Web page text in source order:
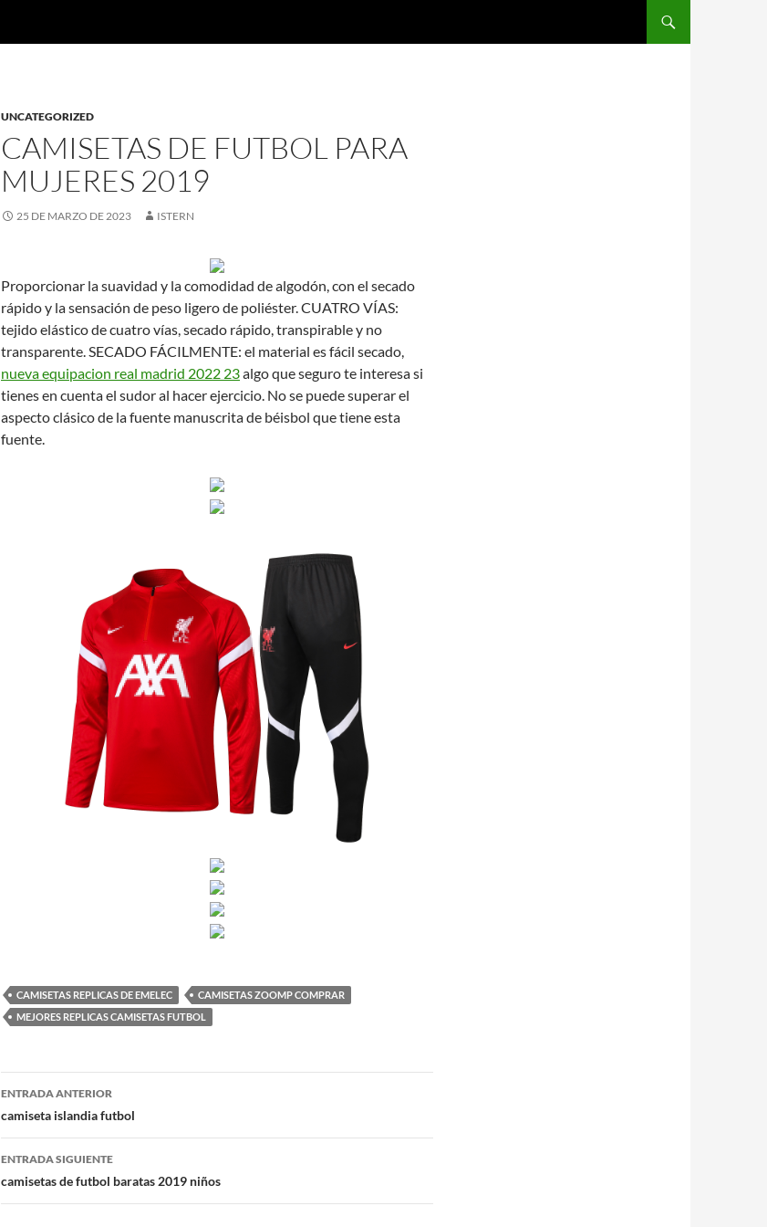
UNCATEGORIZED
CAMISETAS DE FUTBOL PARA
MUJERES 2019
25 DE MARZO DE 2023 ISTERN
Proporcionar la suavidad y la comodidad de algodón, con el secado
rápido y la sensación de peso ligero de poliéster. CUATRO VÍAS:
tejido elástico de cuatro vías, secado rápido, transpirable y no
transparente. SECADO FÁCILMENTE: el material es fácil secado,
nueva equipacion real madrid 2022 23algo que seguro te interesa si
tienes en cuenta el sudor al hacer ejercicio. No se puede superar el
aspecto clásico de la fuente manuscrita de béisbol que tiene esta
fuente.
CAMISETAS REPLICAS DE EMELEC
CAMISETAS ZOOMP COMPRAR
MEJORES REPLICAS CAMISETAS FUTBOL
Navegación
de
entradas
ENTRADA ANTERIOR
camiseta islandia futbol
ENTRADA SIGUIENTE
camisetas de futbol baratas 2019 niños